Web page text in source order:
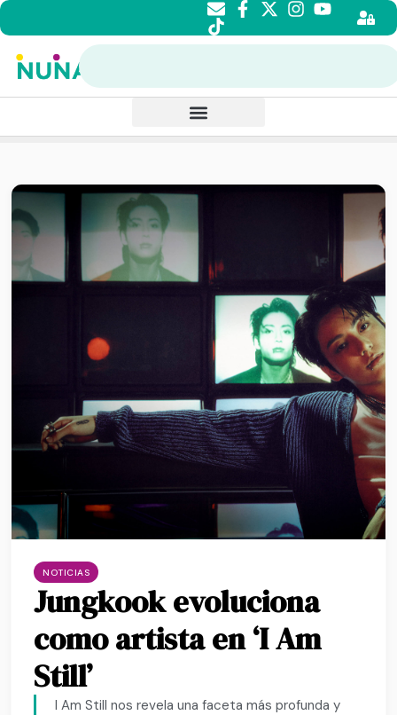
NOTICIAS
Jungkook evoluciona
como artista en ‘I Am
Still’
I Am Still nos revela una faceta más profunda y